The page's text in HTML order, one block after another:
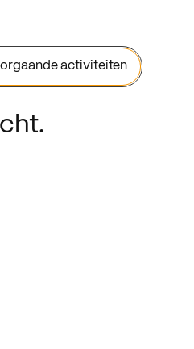
activiteiten